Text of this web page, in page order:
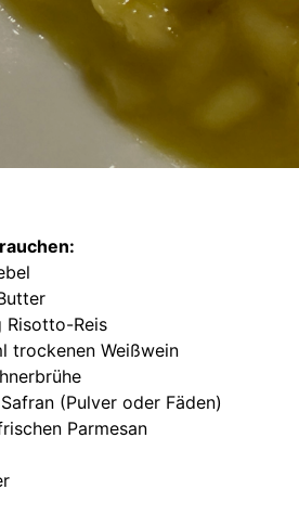
Risotto-Reis
trockenen Weißwein
(Pulver oder Fäden)
Parmesan